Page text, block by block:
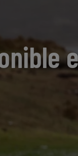
Read more
Read more
Read more
Read more
Read more